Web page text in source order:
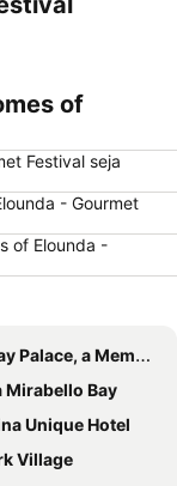
of
Festival seja
- Gourmet
of Elounda -
of the Leading Hotels of the World
Mirabello Bay
Unique Hotel
Village